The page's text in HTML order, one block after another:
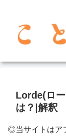
Lorde(ロ
は？|解釈
◎当サイトはア